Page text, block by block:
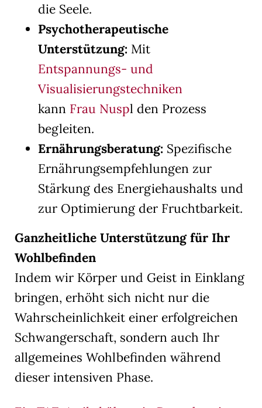
die Seele.
Psychotherapeutische
Unterstützung: Mit
Entspannungs- und
Visualisierungstechniken
kann Frau Nuspl den Prozess
begleiten.
Ernährungsberatung: Spezifische
Ernährungsempfehlungen zur
Stärkung des Energiehaushalts und
zur Optimierung der Fruchtbarkeit.
Ganzheitliche Unterstützung für Ihr
Wohlbefinden
Indem wir Körper und Geist in Einklang
bringen, erhöht sich nicht nur die
Wahrscheinlichkeit einer erfolgreichen
Schwangerschaft, sondern auch Ihr
allgemeines Wohlbefinden während
dieser intensiven Phase.